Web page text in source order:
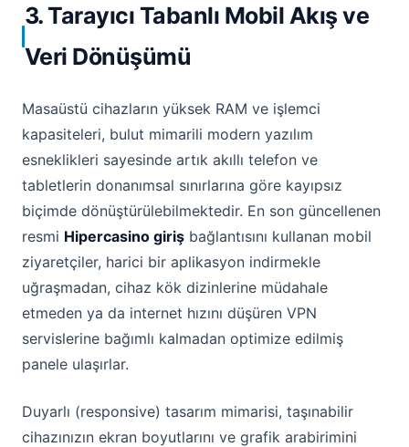
3. Tarayıcı Tabanlı Mobil Akış ve
Veri Dönüşümü
Masaüstü cihazların yüksek RAM ve işlemci
kapasiteleri, bulut mimarili modern yazılım
esneklikleri sayesinde artık akıllı telefon ve
tabletlerin donanımsal sınırlarına göre kayıpsız
biçimde dönüştürülebilmektedir. En son güncellenen
resmi Hipercasino giriş bağlantısını kullanan mobil
ziyaretçiler, harici bir aplikasyon indirmekle
uğraşmadan, cihaz kök dizinlerine müdahale
etmeden ya da internet hızını düşüren VPN
servislerine bağımlı kalmadan optimize edilmiş
panele ulaşırlar.
Duyarlı (responsive) tasarım mimarisi, taşınabilir
cihazınızın ekran boyutlarını ve grafik arabirimini